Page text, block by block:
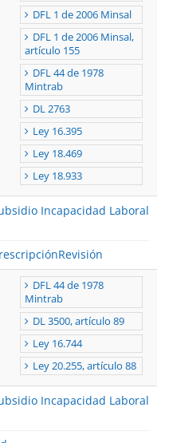
DFL 1 de 2006 Minsal
DFL 1 de 2006 Minsal,
artículo 155
DFL 44 de 1978
Mintrab
DL 2763
Ley 16.395
Ley 18.469
Ley 18.933
Incapacidad Laboral
Revisión
DFL 44 de 1978
Mintrab
DL 3500, artículo 89
Ley 16.744
Ley 20.255, artículo 88
Incapacidad Laboral